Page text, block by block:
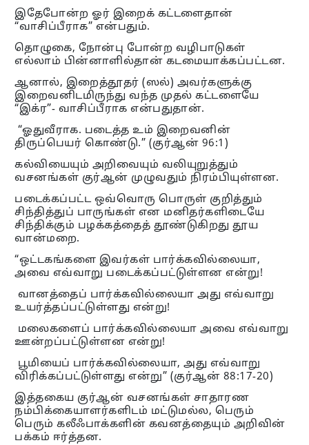
இதேபோன்ற ஓர் இறைக் கட்டளைதான்
“வாசிப்பீராக” என்பதும்.
தொழுகை, நோன்பு போன்ற வழிபாடுகள்
எல்லாம் பின்னாளில்தான் கடமையாக்கப்பட்டன.
ஆனால், இறைத்தூதர் (ஸல்) அவர்களுக்கு
இறைவனிடமிருந்து வந்த முதல் கட்டளையே
“இக்ர”- வாசிப்பீராக என்பதுதான்.
“ஓதுவீராக. படைத்த உம் இறைவனின்
திருப்பெயர் கொண்டு.” (குர்ஆன் 96:1)
கல்வியையும் அறிவையும் வலியுறுத்தும்
வசனங்கள் குர்ஆன் முழுவதும் நிரம்பியுள்ளன.
படைக்கப்பட்ட ஒவ்வொரு பொருள் குறித்தும்
சிந்தித்துப் பாருங்கள் என மனிதர்களிடையே
சிந்திக்கும் பழக்கத்தைத் தூண்டுகிறது தூய
வான்மறை.
“ஒட்டகங்களை இவர்கள் பார்க்கவில்லையா,
அவை எவ்வாறு படைக்கப்பட்டுள்ளன என்று!
வானத்தைப் பார்க்கவில்லையா அது எவ்வாறு
உயர்த்தப்பட்டுள்ளது என்று!
மலைகளைப் பார்க்கவில்லையா அவை எவ்வாறு
ஊன்றப்பட்டுள்ளன என்று!
பூமியைப் பார்க்கவில்லையா, அது எவ்வாறு
விரிக்கப்பட்டுள்ளது என்று” (குர்ஆன் 88:17-20)
இத்தகைய குர்ஆன் வசனங்கள் சாதாரண
நம்பிக்கையாளர்களிடம் மட்டுமல்ல, பெரும்
பெரும் கலீஃபாக்களின் கவனத்தையும் அறிவின்
பக்கம் ஈர்த்தன.